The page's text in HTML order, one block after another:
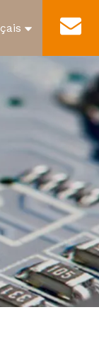
العربية
Español
Português
Italiano